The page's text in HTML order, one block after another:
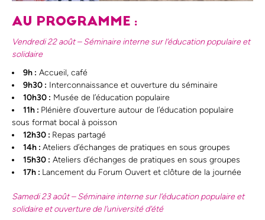
AU PROGRAMME :
Vendredi 22 août – Séminaire interne sur l’éducation populaire et
solidaire
9h : Accueil, café
9h30 : Interconnaissance et ouverture du séminaire
10h30 : Musée de l’éducation populaire
11h : Plénière d’ouverture autour de l’éducation populaire
sous format bocal à poisson
12h30 : Repas partagé
14h : Ateliers d’échanges de pratiques en sous groupes
15h30 : Ateliers d’échanges de pratiques en sous groupes
17h : Lancement du Forum Ouvert et clôture de la journée
Samedi 23 août – Séminaire interne sur l’éducation populaire et
solidaire et ouverture de l’université d’été